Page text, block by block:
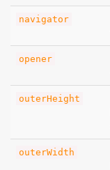
navigator
opener
outerHeight
outerWidth